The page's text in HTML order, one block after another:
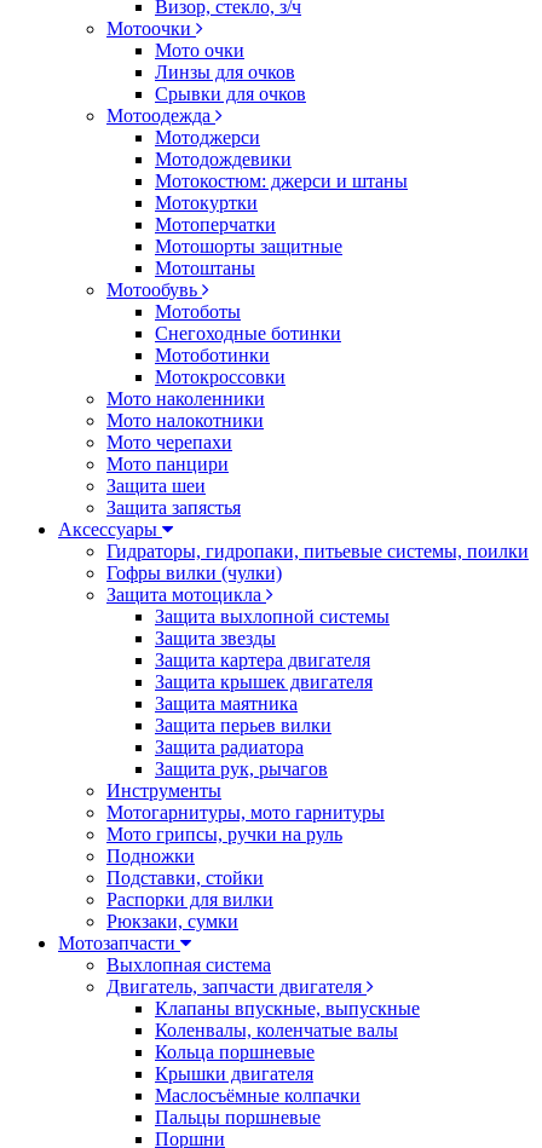
Визор, стекло, з/ч
Мотоочки
Мото очки
Линзы для очков
Срывки для очков
Мотоодежда
Мотоджерси
Мотодождевики
Мотокостюм: джерси и штаны
Мотокуртки
Мотоперчатки
Мотошорты защитные
Мотоштаны
Мотообувь
Мотоботы
Снегоходные ботинки
Мотоботинки
Мотокроссовки
Мото наколенники
Мото налокотники
Мото черепахи
Мото панцири
Защита шеи
Защита запястья
Аксессуары
Гидраторы, гидропаки, питьевые системы, поилки
Гофры вилки (чулки)
Защита мотоцикла
Защита выхлопной системы
Защита звезды
Защита картера двигателя
Защита крышек двигателя
Защита маятника
Защита перьев вилки
Защита радиатора
Защита рук, рычагов
Инструменты
Мотогарнитуры, мото гарнитуры
Мото грипсы, ручки на руль
Подножки
Подставки, стойки
Распорки для вилки
Рюкзаки, сумки
Мотозапчасти
Выхлопная система
Двигатель, запчасти двигателя
Клапаны впускные, выпускные
Коленвалы, коленчатые валы
Кольца поршневые
Крышки двигателя
Маслосъёмные колпачки
Пальцы поршневые
Поршни